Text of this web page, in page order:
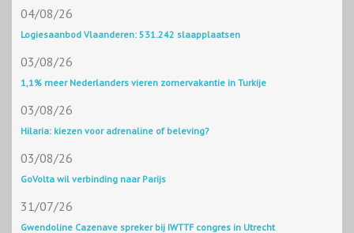
04/08/26
Logiesaanbod Vlaanderen: 531.242 slaapplaatsen
03/08/26
1,1% meer Nederlanders vieren zomervakantie in Turkije
03/08/26
Hilaria: kiezen voor adrenaline of beleving?
03/08/26
GoVolta wil verbinding naar Parijs
31/07/26
Gwendoline Cazenave spreker bij IWTTF congres in Utrecht